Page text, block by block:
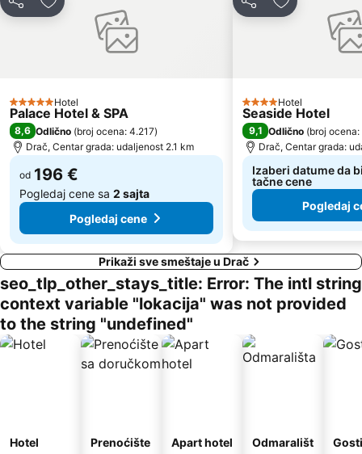
Deli Dodati u favorite
5 Zvezdice
Hotel
Palace Hotel & SPA
8,6 Odlično (broj ocena: 4.217)
Drač, Centar grada: udaljenost 2.1 km
od 196 €
Pogledaj cene sa 2 sajta
Pogledaj cene
Deli Dodati u
4 Zvezdice
Hotel
Seaside Hotel
9,1 Odlično (broj ocena:
Drač, Centar grada:
Izaberi datume da
tačne cene
Pogledaj
Prikaži sve smeštaje u Drač
seo_tlp_other_stays_title: Error: The intl string
context variable "lokacija" was not provided
to the string "undefined"
Hotel
Prenoćište
Apart hotel
Odmarališt